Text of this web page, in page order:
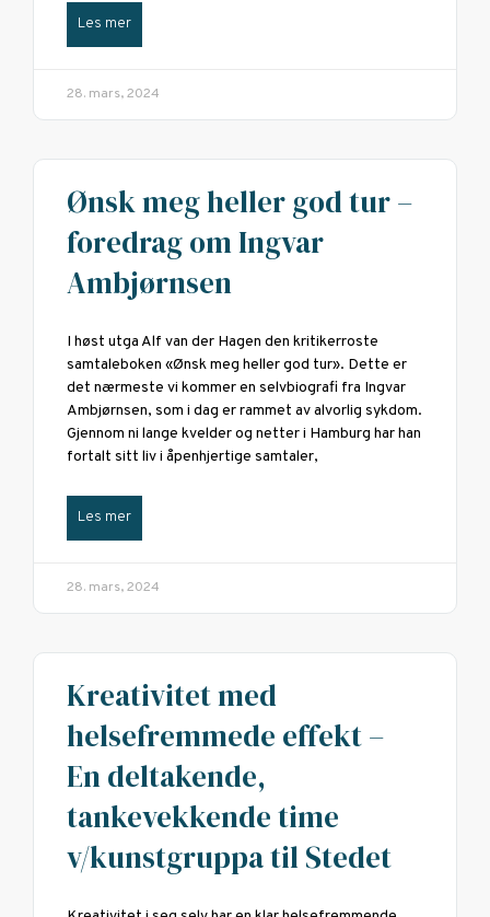
Les mer
28. mars, 2024
Ønsk meg heller god tur –
foredrag om Ingvar
Ambjørnsen
I høst utga Alf van der Hagen den kritikerroste
samtaleboken «Ønsk meg heller god tur». Dette er
det nærmeste vi kommer en selvbiografi fra Ingvar
Ambjørnsen, som i dag er rammet av alvorlig sykdom.
Gjennom ni lange kvelder og netter i Hamburg har han
fortalt sitt liv i åpenhjertige samtaler,
Les mer
28. mars, 2024
Kreativitet med
helsefremmede effekt –
En deltakende,
tankevekkende time
v/kunstgruppa til Stedet